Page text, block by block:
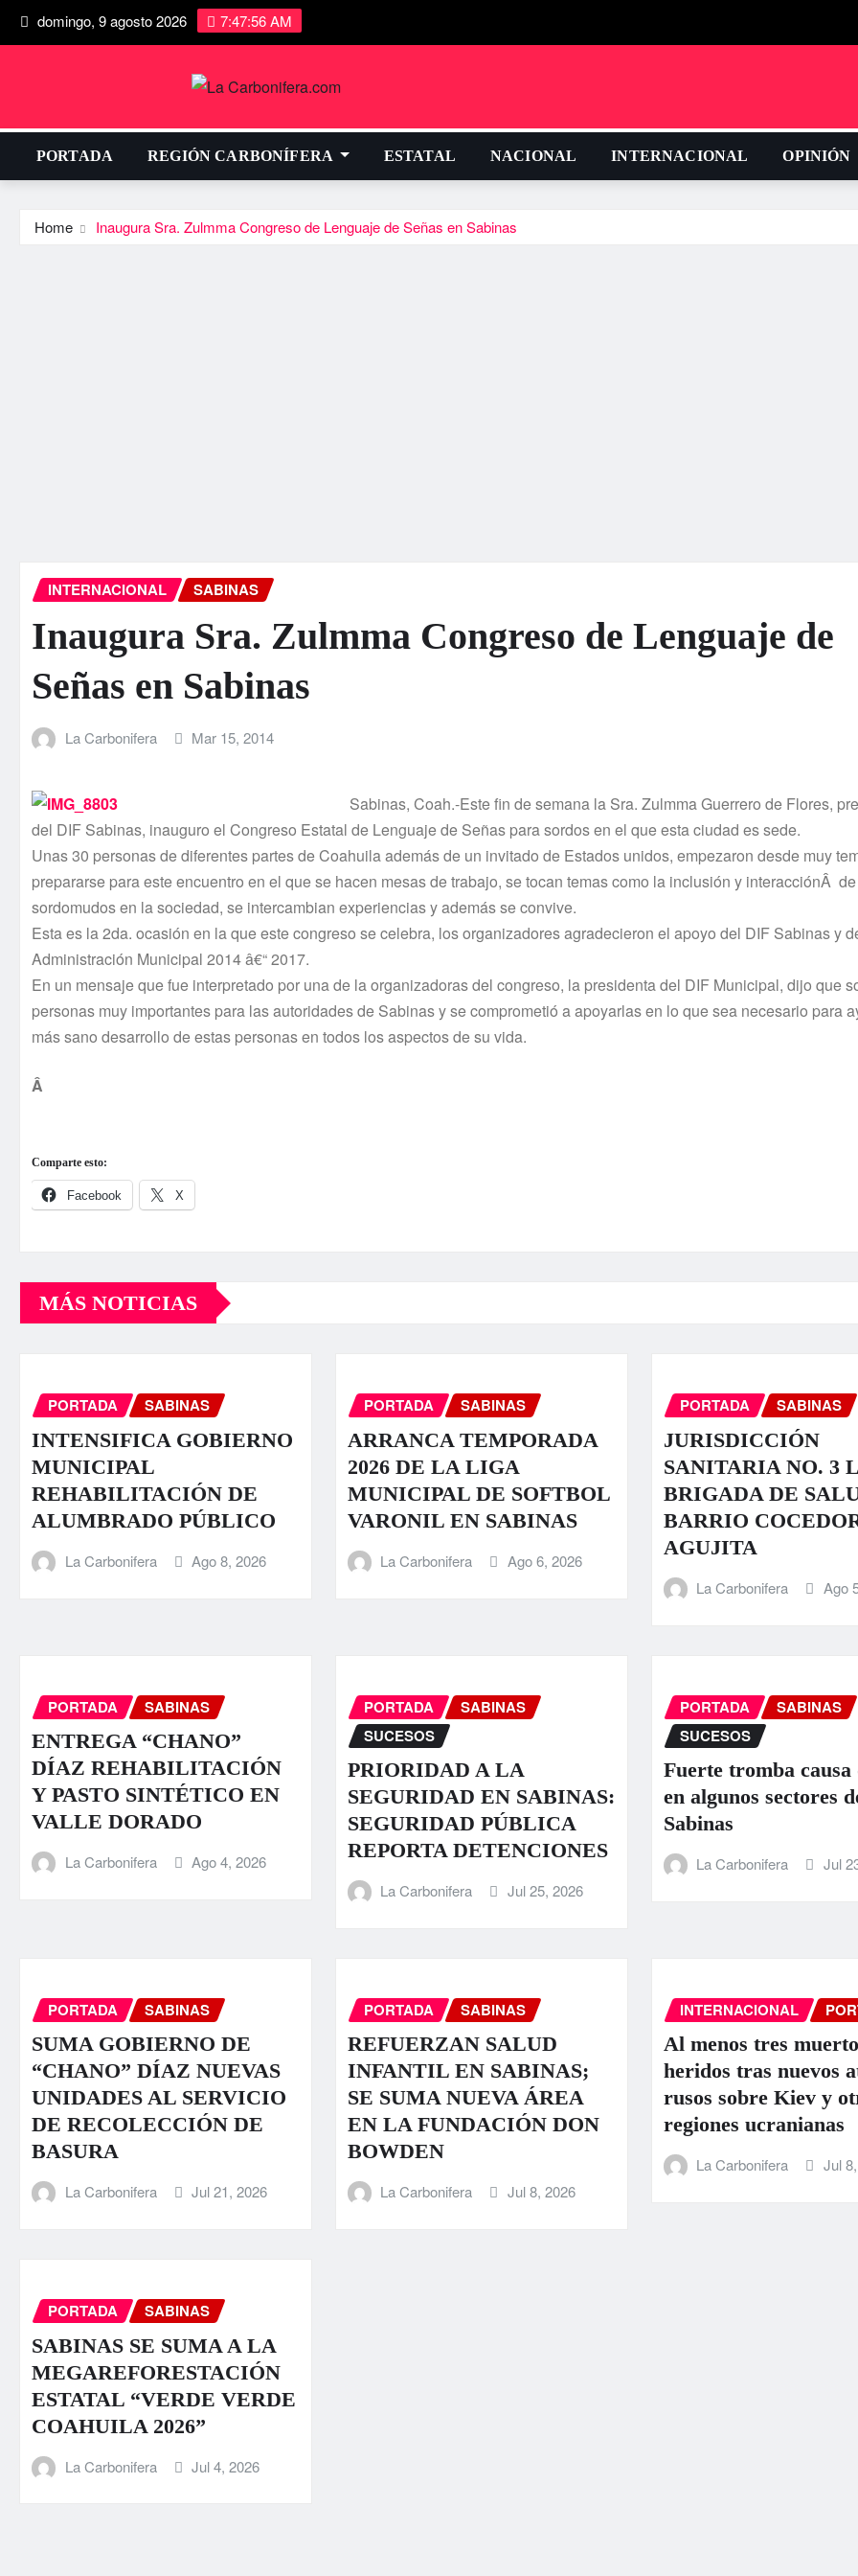
domingo, 9 agosto 2026 7:47:57 AM
PORTADA REGIÓN CARBONÍFERA ESTATAL NACIONAL INTERNACIONAL OPINIÓN
Home Inaugura Sra. Zulmma Congreso de Lenguaje de Señas en Sabinas
INTERNACIONAL SABINAS
Inaugura Sra. Zulmma Congreso de Lenguaje de
Señas en Sabinas
La Carbonifera Mar 15, 2014
Sabinas, Coah.-Este fin de semana la Sra. Zulmma Guerrero de Flores,
del DIF Sabinas, inauguro el Congreso Estatal de Lenguaje de Señas para sordos en el que esta ciudad es sede.
Unas 30 personas de diferentes partes de Coahuila además de un invitado de Estados unidos, empezaron desde muy
prepararse para este encuentro en el que se hacen mesas de trabajo, se tocan temas como la inclusión y interacciónÂ
sordomudos en la sociedad, se intercambian experiencias y además se convive.
Esta es la 2da. ocasión en la que este congreso se celebra, los organizadores agradecieron el apoyo del DIF Sabinas y
Administración Municipal 2014 â€“ 2017.
En un mensaje que fue interpretado por una de la organizadoras del congreso, la presidenta del DIF Municipal, dijo que
personas muy importantes para las autoridades de Sabinas y se comprometió a apoyarlas en lo que sea necesario para
más sano desarrollo de estas personas en todos los aspectos de su vida.
Â
Comparte esto:
Facebook X
MÁS NOTICIAS
PORTADA SABINAS
INTENSIFICA GOBIERNO
MUNICIPAL
REHABILITACIÓN DE
ALUMBRADO PÚBLICO
La Carbonifera Ago 8, 2026
PORTADA SABINAS
ARRANCA TEMPORADA
2026 DE LA LIGA
MUNICIPAL DE SOFTBOL
VARONIL EN SABINAS
La Carbonifera Ago 6, 2026
PORTADA SABINAS
JURISDICCIÓN
SANITARIA NO. 3
BRIGADA DE
BARRIO
AGUJITA
La Carbonifera Ago
PORTADA SABINAS
ENTREGA “CHANO”
DÍAZ REHABILITACIÓN
Y PASTO SINTÉTICO EN
VALLE DORADO
La Carbonifera Ago 4, 2026
PORTADA
SABINAS
SUCESOS
PRIORIDAD A LA
SEGURIDAD EN SABINAS:
SEGURIDAD PÚBLICA
REPORTA DETENCIONES
La Carbonifera Jul 25, 2026
PORTADA
SABINAS
SUCESOS
Fuerte tromba causa
en algunos sectores
Sabinas
La Carbonifera Jul
PORTADA SABINAS
SUMA GOBIERNO DE
“CHANO” DÍAZ NUEVAS
UNIDADES AL SERVICIO
DE RECOLECCIÓN DE
BASURA
La Carbonifera Jul 21, 2026
PORTADA SABINAS
REFUERZAN SALUD
INFANTIL EN SABINAS;
SE SUMA NUEVA ÁREA
EN LA FUNDACIÓN DON
BOWDEN
La Carbonifera Jul 8, 2026
INTERNACIONAL
Al menos tres
heridos tras nuevos
rusos sobre Kiev y
regiones ucranianas
La Carbonifera Jul
PORTADA SABINAS
SABINAS SE SUMA A LA
MEGAREFORESTACIÓN
ESTATAL “VERDE VERDE
COAHUILA 2026”
La Carbonifera Jul 4, 2026